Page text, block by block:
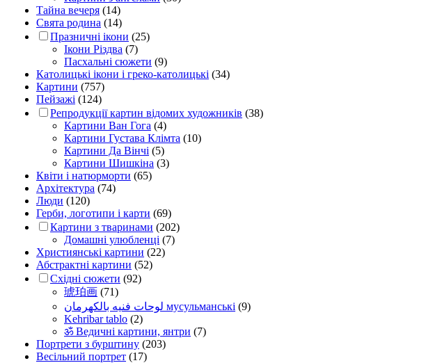
Тайна вечеря (14)
Свята родина (14)
Празничні ікони (25)
Ікони Різдва (7)
Пасхальні сюжети (9)
Католицькі ікони і греко-католицькі (34)
Картини (757)
Пейзажі (124)
Репродукції картин відомих художників (38)
Картини Ван Гога (4)
Картини Густава Клімта (10)
Картини Да Вінчі (5)
Картини Шишкіна (3)
Квіти і натюрморти (65)
Архітектура (74)
Люди (120)
Герби, логотипи і карти (69)
Картини з тваринами (202)
Домашні улюбленці (7)
Християнські картини (22)
Абстрактні картини (52)
Східні сюжети (92)
琥珀画 (71)
لوحات فنيه بالكهرمان мусульманські (9)
Kehribar tablo (2)
ॐ Ведичні картини, янтри (7)
Портрети з бурштину (203)
Весільний портрет (17)